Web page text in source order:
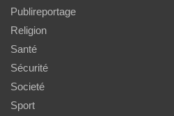
Publireportage
Religion
Santé
Sécurité
Societé
Sport